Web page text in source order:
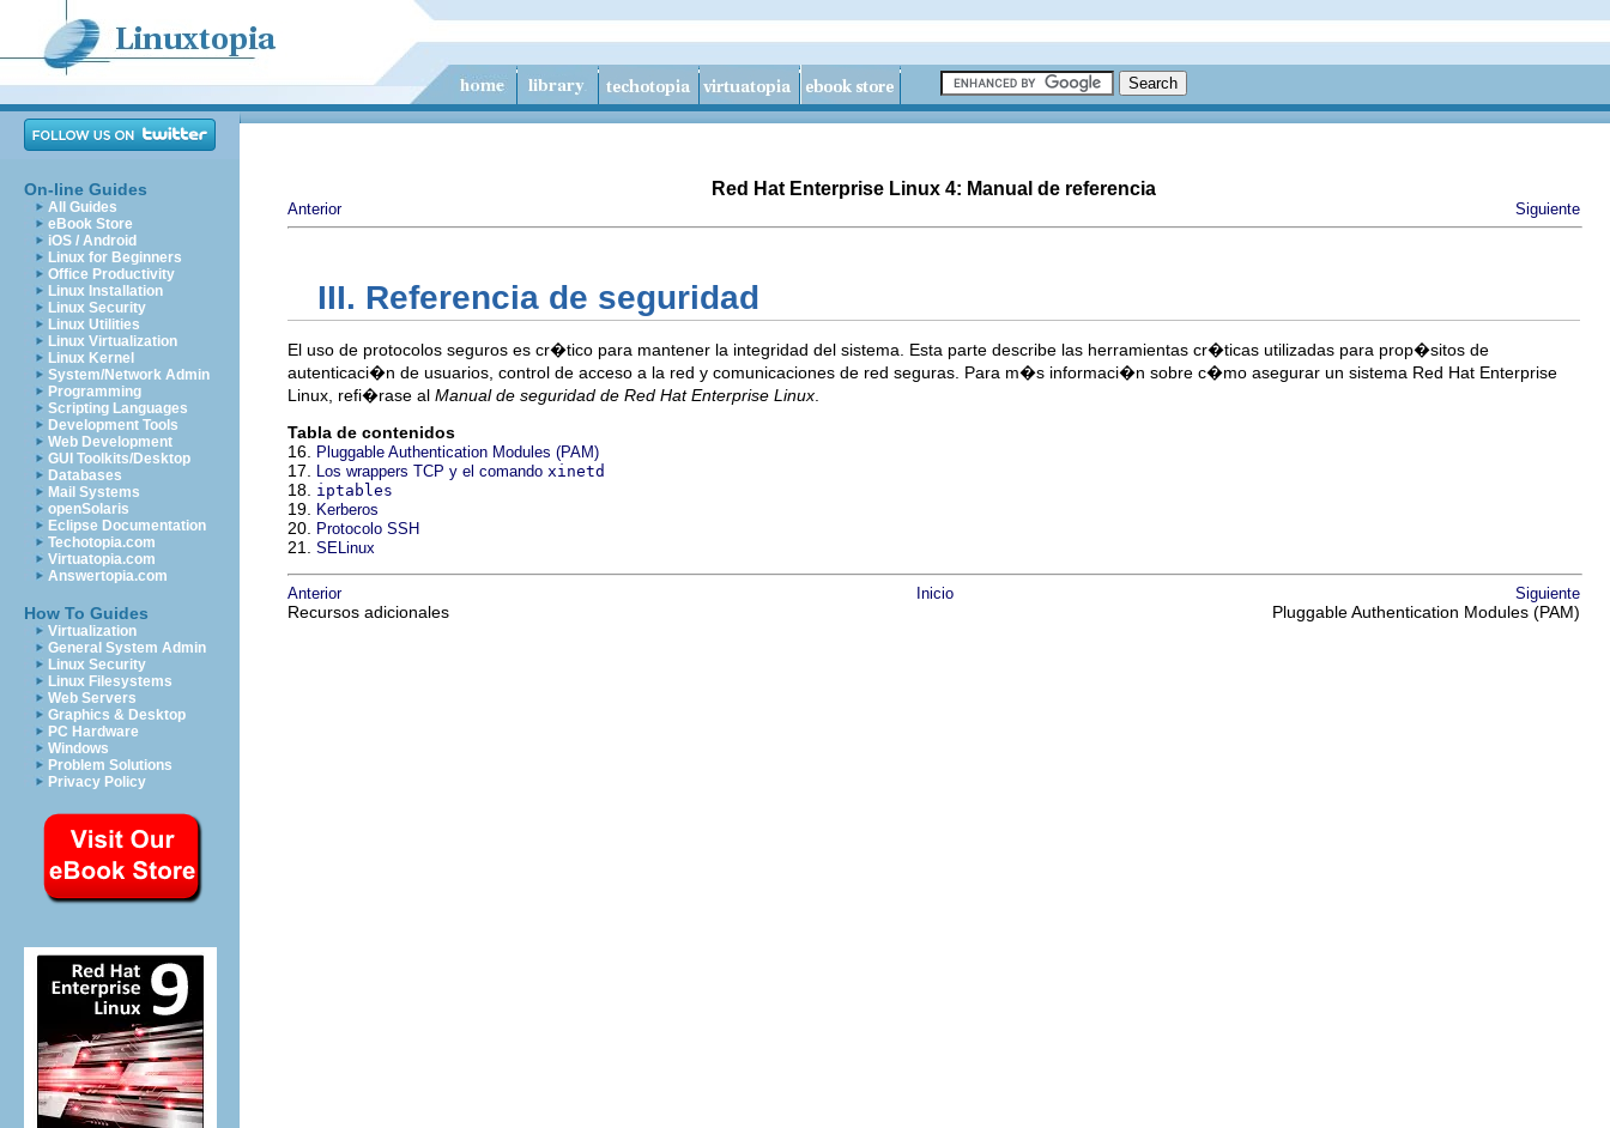
On-line Guides
All Guides
eBook Store
iOS / Android
Linux for Beginners
Office Productivity
Linux Installation
Linux Security
Linux Utilities
Linux Virtualization
Linux Kernel
System/Network Admin
Programming
Scripting Languages
Development Tools
Web Development
GUI Toolkits/Desktop
Databases
Mail Systems
openSolaris
Eclipse Documentation
Techotopia.com
Virtuatopia.com
Answertopia.com
How To Guides
Virtualization
General System Admin
Linux Security
Linux Filesystems
Web Servers
Graphics & Desktop
PC Hardware
Windows
Problem Solutions
Privacy Policy
Red Hat Enterprise Linux 4: Manual de referencia
Anterior Siguiente
III. Referencia de seguridad
El uso de protocolos seguros es cr�tico para mantener la integridad del sistema. Esta parte describe las herramientas cr�ticas utilizadas para prop�sitos de
autenticaci�n de usuarios, control de acceso a la red y comunicaciones de red seguras. Para m�s informaci�n sobre c�mo asegurar un sistema Red Hat Enterprise
Linux, refi�rase al Manual de seguridad de Red Hat Enterprise Linux
Tabla de contenidos
16.
Pluggable Authentication Modules (PAM)
17. Los wrappers TCP y el comando xinetd
18. iptables
19. Kerberos
20. Protocolo SSH
21. SELinux
Anterior Inicio Siguiente
Recursos adicionales Pluggable Authentication Modules (PAM)